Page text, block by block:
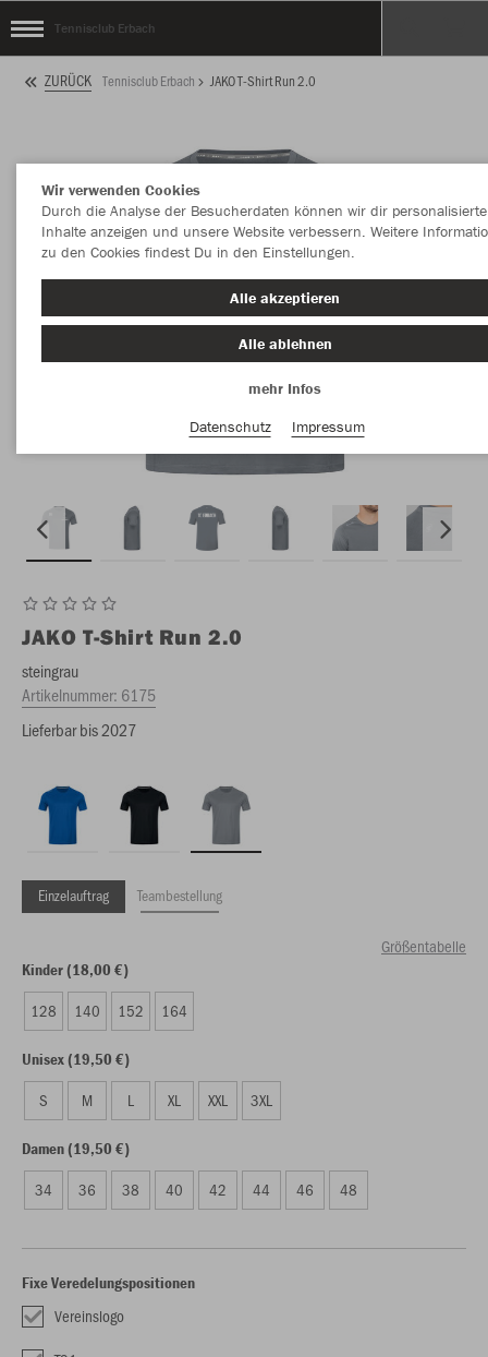
Tennisclub Erbach
ZURÜCK Tennisclub Erbach JAKO T-Shirt Run 2.0
JAKO T-Shirt Run 2.0
steingrau
Artikelnummer: 6175
Lieferbar bis 2027
Einzelauftrag Teambestellung
Größentabelle
Kinder (18,00 €)
128 140 152 164
Unisex (19,50 €)
S M L XL XXL 3XL
Damen (19,50 €)
34 36 38 40 42 44 46 48
Fixe Veredelungspositionen
Vereinslogo
Wir verwenden Cookies
Durch die Analyse der Besucherdaten können wir dir personalisierte
Inhalte anzeigen und unsere Website verbessern. Weitere
zu den Cookies findest Du in den Einstellungen.
Alle akzeptieren
Alle ablehnen
mehr Infos
Datenschutz
Impressum